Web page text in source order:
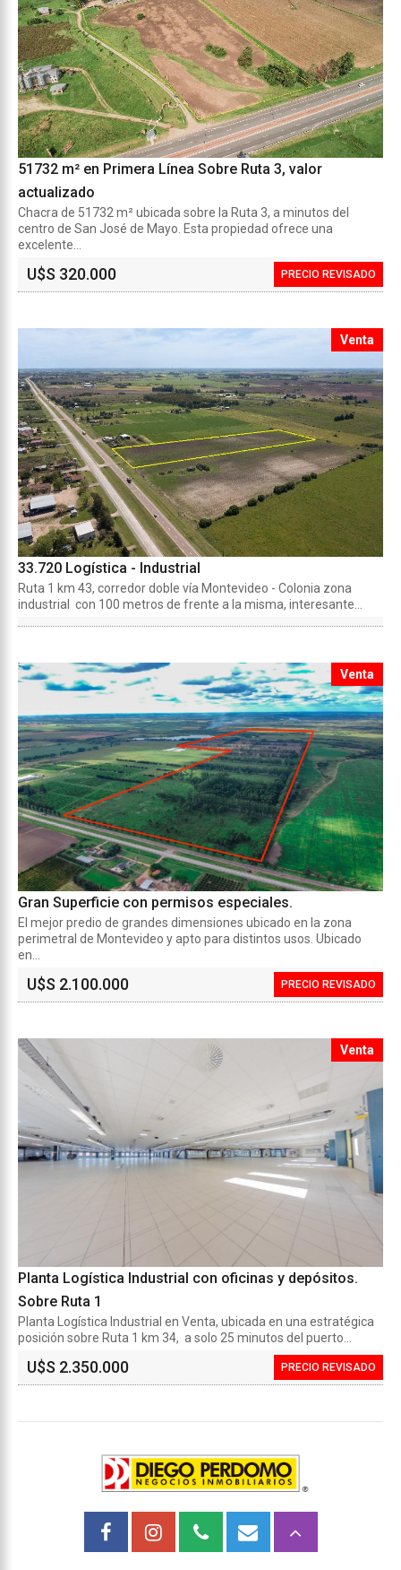
51732 m² en Primera Línea Sobre Ruta 3, valor
actualizado
Chacra de 51732 m² ubicada sobre la Ruta 3, a minutos del
centro de San José de Mayo. Esta propiedad ofrece una
excelente...
PRECIO REVISADO
U$S 320.000
Venta
33.720 Logística - Industrial
Ruta 1 km 43, corredor doble vía Montevideo - Colonia zona
industrial con 100 metros de frente a la misma, interesante...
Venta
Gran Superficie con permisos especiales.
El mejor predio de grandes dimensiones ubicado en la zona
perimetral de Montevideo y apto para distintos usos. Ubicado
en...
PRECIO REVISADO
U$S 2.100.000
Venta
Planta Logística Industrial con oficinas y depósitos.
Sobre Ruta 1
Planta Logística Industrial en Venta, ubicada en una estratégica
posición sobre Ruta 1 km 34, a solo 25 minutos del puerto...
PRECIO REVISADO
U$S 2.350.000